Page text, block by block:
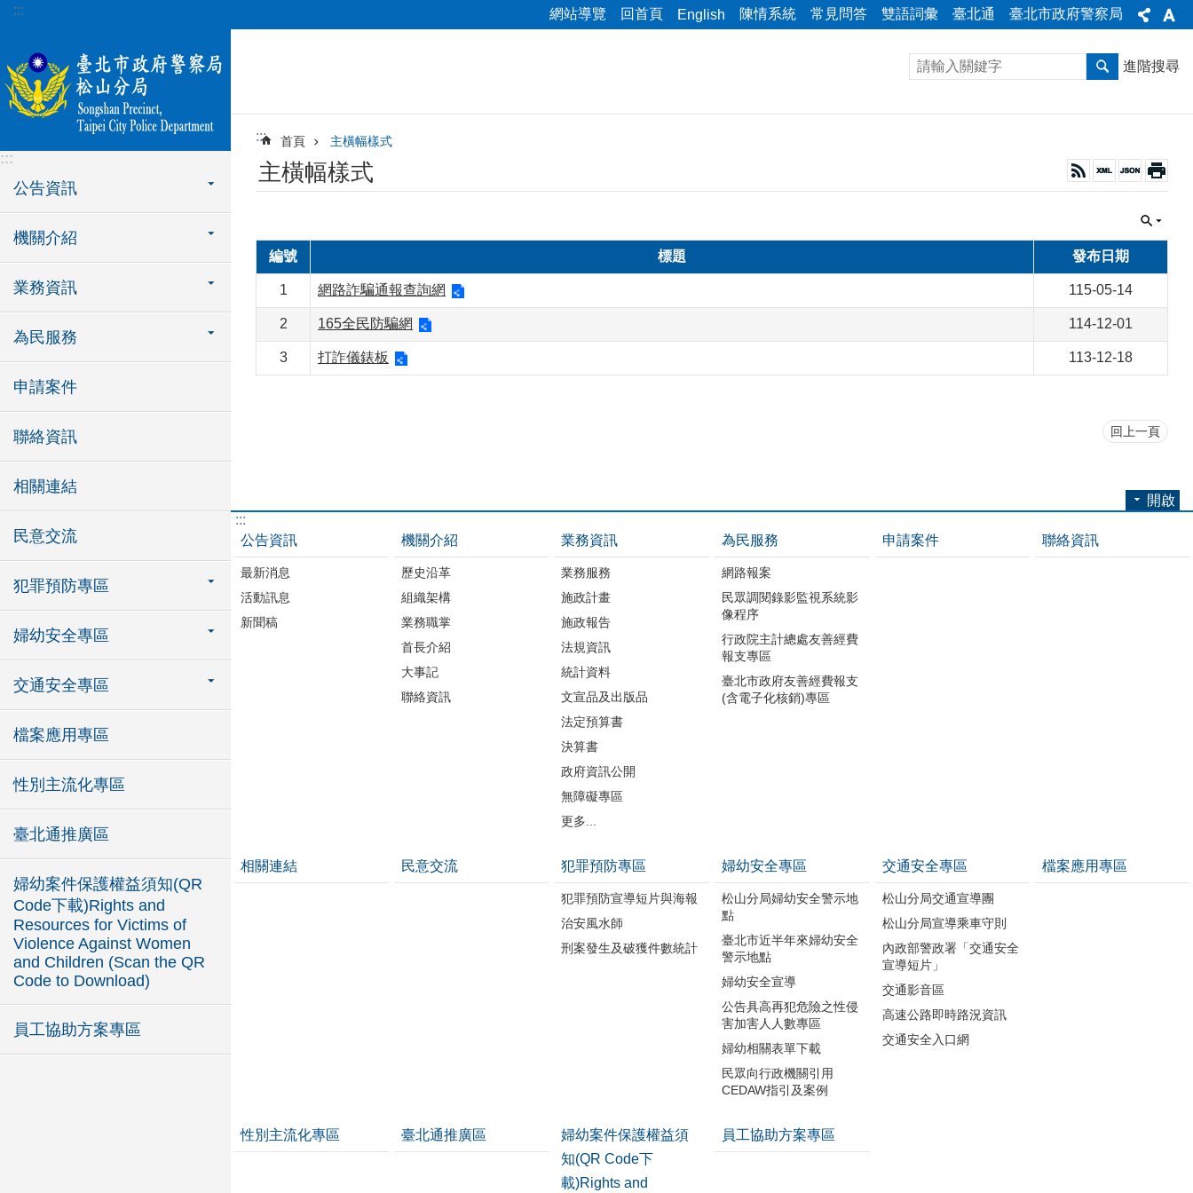
跳到主要內容區塊
::: 網站導覽 回首頁 English 陳情系統 常見問答 雙語詞彙 臺北通 臺北市政府警察局
:::
公告資訊
機關介紹
業務資訊
為民服務
申請案件
聯絡資訊
相關連結
民意交流
犯罪預防專區
婦幼安全專區
交通安全專區
檔案應用專區
性別主流化專區
臺北通推廣區
婦幼案件保護權益須知(QR
Code下載)Rights and
Resources for Victims of
Violence Against Women
and Children (Scan the QR
Code to Download)
員工協助方案專區
進階搜尋
::: 首頁 主橫幅樣式
主橫幅樣式
編號 標題 發布日期
1 網路詐騙通報查詢網 115-05-14
2 165全民防騙網 114-12-01
3 打詐儀錶板 113-12-18
回上一頁
開啟
:::
公告資訊
最新消息
活動訊息
新聞稿
機關介紹
歷史沿革
組織架構
業務職掌
首長介紹
大事記
聯絡資訊
業務資訊
業務服務
施政計畫
施政報告
法規資訊
統計資料
文宣品及出版品
法定預算書
決算書
政府資訊公開
無障礙專區
更多...
為民服務
網路報案
民眾調閱錄影監視系統影
像程序
行政院主計總處友善經費
報支專區
臺北市政府友善經費報支
(含電子化核銷)專區
申請案件 聯絡資訊
相關連結 民意交流 犯罪預防專區
犯罪預防宣導短片與海報
治安風水師
刑案發生及破獲件數統計
婦幼安全專區
松山分局婦幼安全警示地
點
臺北市近半年來婦幼安全
警示地點
婦幼安全宣導
公告具高再犯危險之性侵
害加害人人數專區
婦幼相關表單下載
民眾向行政機關引用
CEDAW指引及案例
交通安全專區
松山分局交通宣導團
松山分局宣導乘車守則
內政部警政署「交通安全
宣導短片」
交通影音區
高速公路即時路況資訊
交通安全入口網
檔案應用專區
性別主流化專區 臺北通推廣區
婦幼案件保護權益須
知(QR Code下
載)Rights and
員工協助方案專區